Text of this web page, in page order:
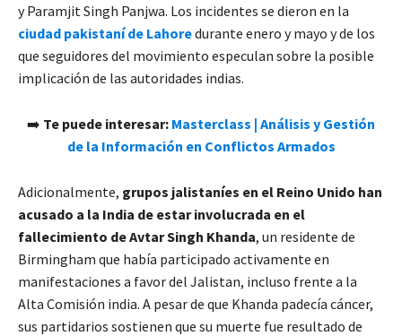
y Paramjit Singh Panjwa. Los incidentes se dieron en la
ciudad pakistaní de Lahoredurante enero y mayo y de los
que seguidores del movimiento especulan sobre la posible
implicación de las autoridades indias.
➡️ Te puede interesar: Masterclass | Análisis y Gestión
de la Información en Conflictos Armados
Adicionalmente, grupos jalistaníes en el Reino Unido han
acusado a la India de estar involucrada en el
fallecimiento de Avtar Singh Khanda, un residente de
Birmingham que había participado activamente en
manifestaciones a favor del Jalistan, incluso frente a la
Alta Comisión india. A pesar de que Khanda padecía cáncer,
sus partidarios sostienen que su muerte fue resultado de